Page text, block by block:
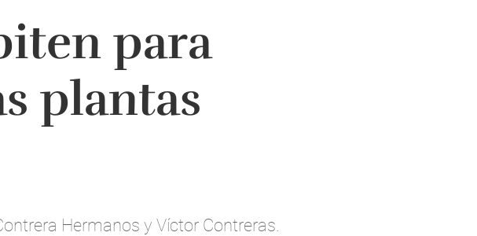
para
plantas
Hermanos y Víctor Contreras.